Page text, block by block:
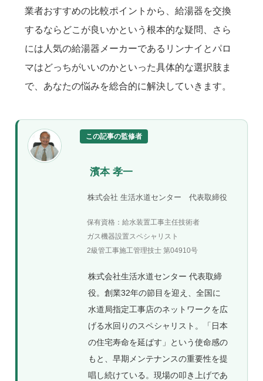
業者おすすめの比較ポイントから、給湯器を交換
するならどこが良いかという根本的な疑問、さら
には人気の給湯器メーカーであるリンナイとパロ
マはどっちがいいのかといった具体的な選択肢ま
で、あなたの悩みを総合的に解決していきます。
この記事の監修者
濱本 孝一
株式会社 生活水道センター 代表取締役
保有資格：給水装置工事主任技術者
ガス機器設置スペシャリスト
2級管工事施工管理技士 第04910号
株式会社生活水道センター 代表取締
役。創業32年の節目を迎え、全国に
水道局指定工事店のネットワークを広
げる水回りのスペシャリスト。「日本
の住宅寿命を延ばす」という使命感の
もと、早期メンテナンスの重要性を提
唱し続けている。現場の叩き上げであ